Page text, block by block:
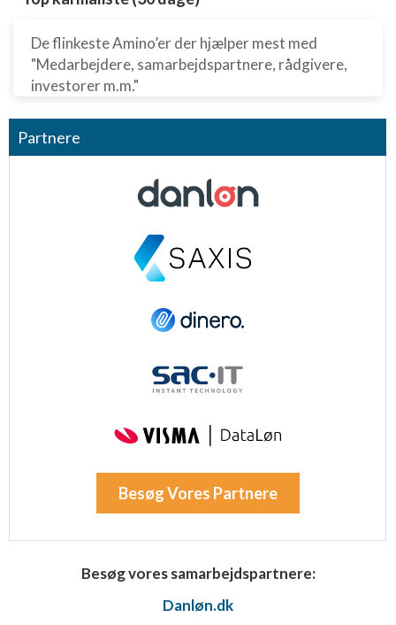
De flinkeste Amino’er der hjælper mest med
"Medarbejdere, samarbejdspartnere, rådgivere,
investorer m.m."
Partnere
Besøg Vores Partnere
Besøg vores samarbejdspartnere:
Danløn.dk